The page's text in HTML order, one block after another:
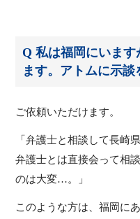
Q 私は福岡にいま
ます。アトムに示談
ご依頼いただけます。
「弁護士と相談して長崎
弁護士とは直接会って相
のは大変…。」
このような方は、福岡に